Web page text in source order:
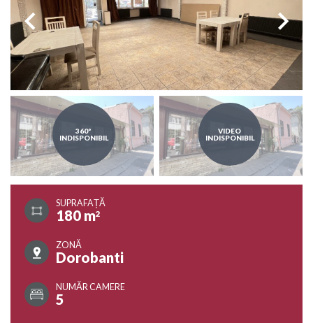
360º
INDISPONIBIL
VIDEO
INDISPONIBIL
SUPRAFAȚĂ
180 m2
ZONĂ
Dorobanti
NUMĂR CAMERE
5